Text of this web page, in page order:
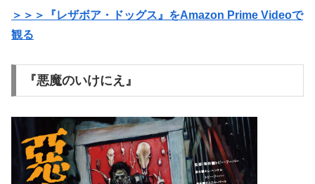
＞＞＞『レザボア・ドッグス』をAmazon Prime Videoで
観る
『悪魔のいけにえ』